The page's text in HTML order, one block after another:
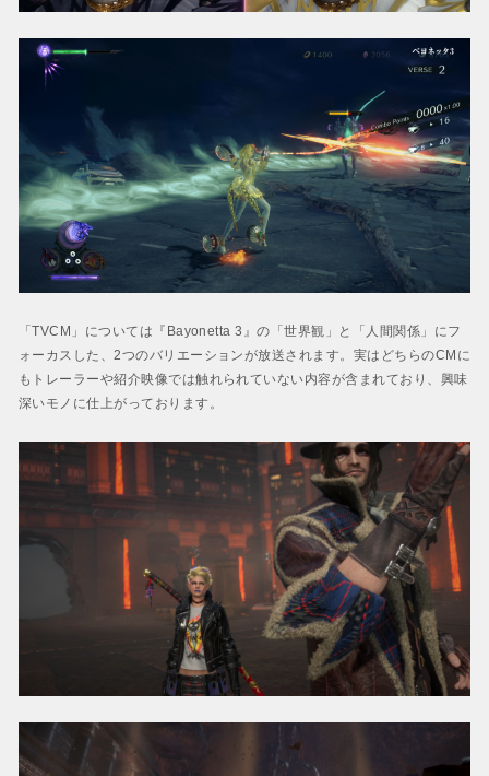
「TVCM」については『Bayonetta 3』の「世界観」と「人間関係」にフ
ォーカスした、2つのバリエーションが放送されます。実はどちらのCMに
もトレーラーや紹介映像では触れられていない内容が含まれており、興味
深いモノに仕上がっております。